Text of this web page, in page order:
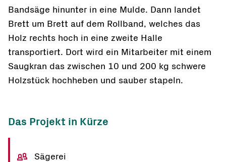
Bandsäge hinunter in eine Mulde. Dann landet
Brett um Brett auf dem Rollband, welches das
Holz rechts hoch in eine zweite Halle
transportiert. Dort wird ein Mitarbeiter mit einem
Saugkran das zwischen 10 und 200 kg schwere
Holzstück hochheben und sauber stapeln.
Das Projekt in Kürze
Sägerei